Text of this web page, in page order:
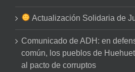
Actualización Solidaria de
Comunicado de ADH: en
común, los pueblos de
al pacto de corruptos